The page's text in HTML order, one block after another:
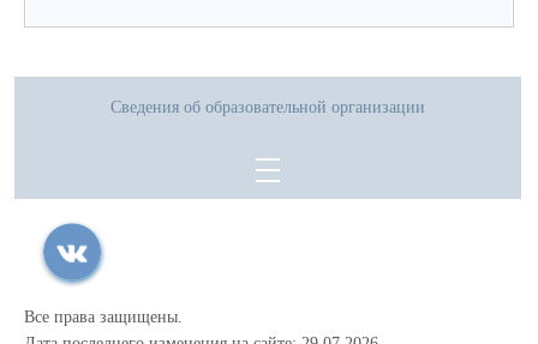
Сведения об образовательной организации
Все права защищены.